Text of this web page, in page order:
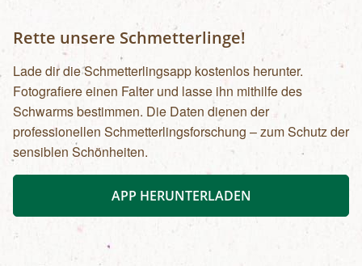
Rette unsere Schmetterlinge!
Lade dir die Schmetterlingsapp kostenlos herunter.
Fotografiere einen Falter und lasse ihn mithilfe des
Schwarms bestimmen. Die Daten dienen der
professionellen Schmetterlingsforschung – zum Schutz der
sensiblen Schönheiten.
APP HERUNTERLADEN